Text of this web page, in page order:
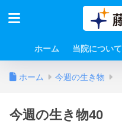
ホーム 当院について
ホーム 今週の生き物
今週の生き物40